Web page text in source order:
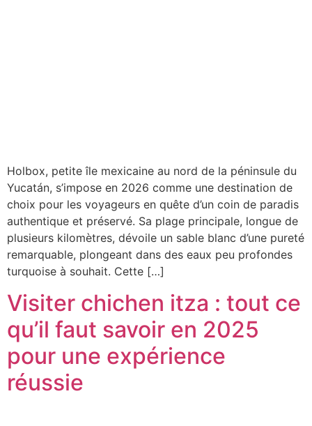
Holbox, petite île mexicaine au nord de la péninsule du
Yucatán, s’impose en 2026 comme une destination de
choix pour les voyageurs en quête d’un coin de paradis
authentique et préservé. Sa plage principale, longue de
plusieurs kilomètres, dévoile un sable blanc d’une pureté
remarquable, plongeant dans des eaux peu profondes
turquoise à souhait. Cette […]
Visiter chichen itza : tout ce
qu’il faut savoir en 2025
pour une expérience
réussie